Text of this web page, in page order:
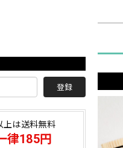
登録
上は送料無料
律185円